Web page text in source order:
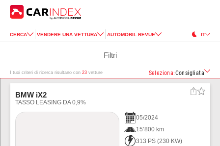
CERCA VENDERE UNA VETTURA AUTOMOBIL REVUE IT
Filtri
I tuoi criteri di ricerca risultano con 23 vetture Seleziona:Consigliata
BMW iX2
TASSO LEASING DA 0,9%
05/2024
15’800 km
313 PS (230 KW)